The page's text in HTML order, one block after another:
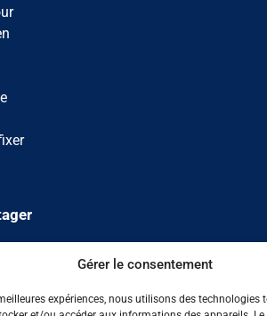
Gérer le consentement
expériences, nous utilisons des technologies